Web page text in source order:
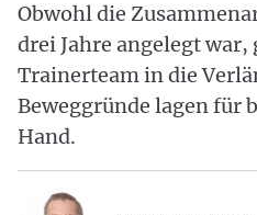
Obwohl die
drei Jahre angelegt war,
Trainerteam in die
Beweggründe lagen für
Hand.